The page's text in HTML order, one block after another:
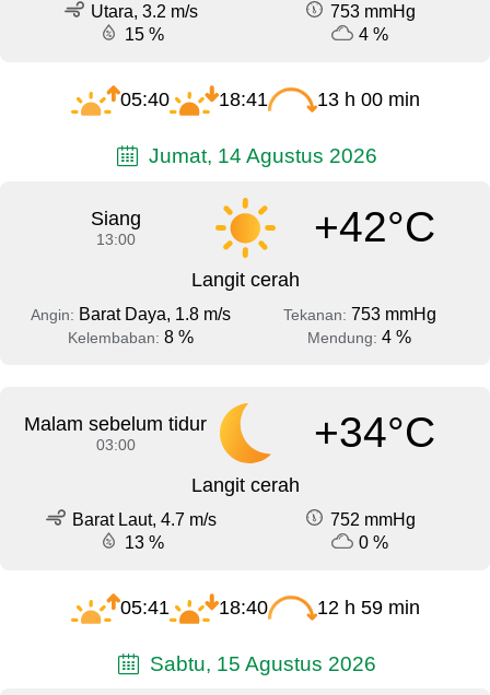
Utara, 3.2 m/s
753 mmHg
15 %
4 %
05:40 18:41 13 h 00 min
Jumat, 14 Agustus 2026
Siang
13:00 +42°C
Langit cerah
Angin: Barat Daya, 1.8 m/s Tekanan: 753 mmHg
Kelembaban: 8 % Mendung: 4 %
Malam sebelum tidur
03:00 +34°C
Langit cerah
Barat Laut, 4.7 m/s
752 mmHg
13 %
0 %
05:41 18:40 12 h 59 min
Sabtu, 15 Agustus 2026